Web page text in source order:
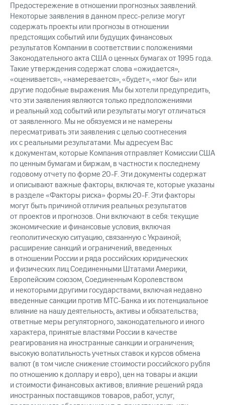
Предостережение в отношении прогнозных заявлений.
Некоторые заявления в данном пресс-релизе могут
содержать проекты или прогнозы в отношении
предстоящих событий или будущих финансовых
результатов Компании в соответствии с положениями
Законодательного акта США о ценных бумагах от 1995 года.
Такие утверждения содержат слова «ожидается»,
«оценивается», «намеревается», «будет», «мог бы» или
другие подобные выражения. Мы бы хотели предупредить,
что эти заявления являются только предположениями
и реальный ход событий или результаты могут отличаться
от заявленного. Мы не обязуемся и не намерены
пересматривать эти заявления с целью соотнесения
их с реальными результатами. Мы адресуем Вас
к документам, которые Компания отправляет Комиссии США
по ценным бумагам и биржам, в частности к последнему
годовому отчету по форме 20-F. Эти документы содержат
и описывают важные факторы, включая те, которые указаны
в разделе «Факторы риска» формы 20-F. Эти факторы
могут быть причиной отличия реальных результатов
от проектов и прогнозов. Они включают в себя: текущие
экономические и финансовые условия, включая
геополитическую ситуацию, связанную с Украиной;
расширение санкций и ограничений, введенных
в отношении России и ряда российских юридических
и физических лиц Соединенными Штатами Америки,
Европейским союзом, Соединенным Королевством
и некоторыми другими государствами, включая недавно
введенные санкции против МТС-Банка и их потенциальное
влияние на нашу деятельность, активы и обязательства;
ответные меры регуляторного, законодательного и иного
характера, принятые властями России в качестве
реагирования на иностранные санкции и ограничения;
высокую волатильность учетных ставок и курсов обмена
валют (в том числе снижение стоимости российского рубля
по отношению к доллару и евро), цен на товары и акции
и стоимости финансовых активов; влияние решений ряда
иностранных поставщиков товаров, работ, услуг,